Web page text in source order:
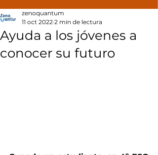
Ayuda a los jóvenes a
conocer su futuro
zenoquantum
11 oct 2022 2 min de lectura